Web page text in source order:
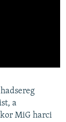
a
MiG harci